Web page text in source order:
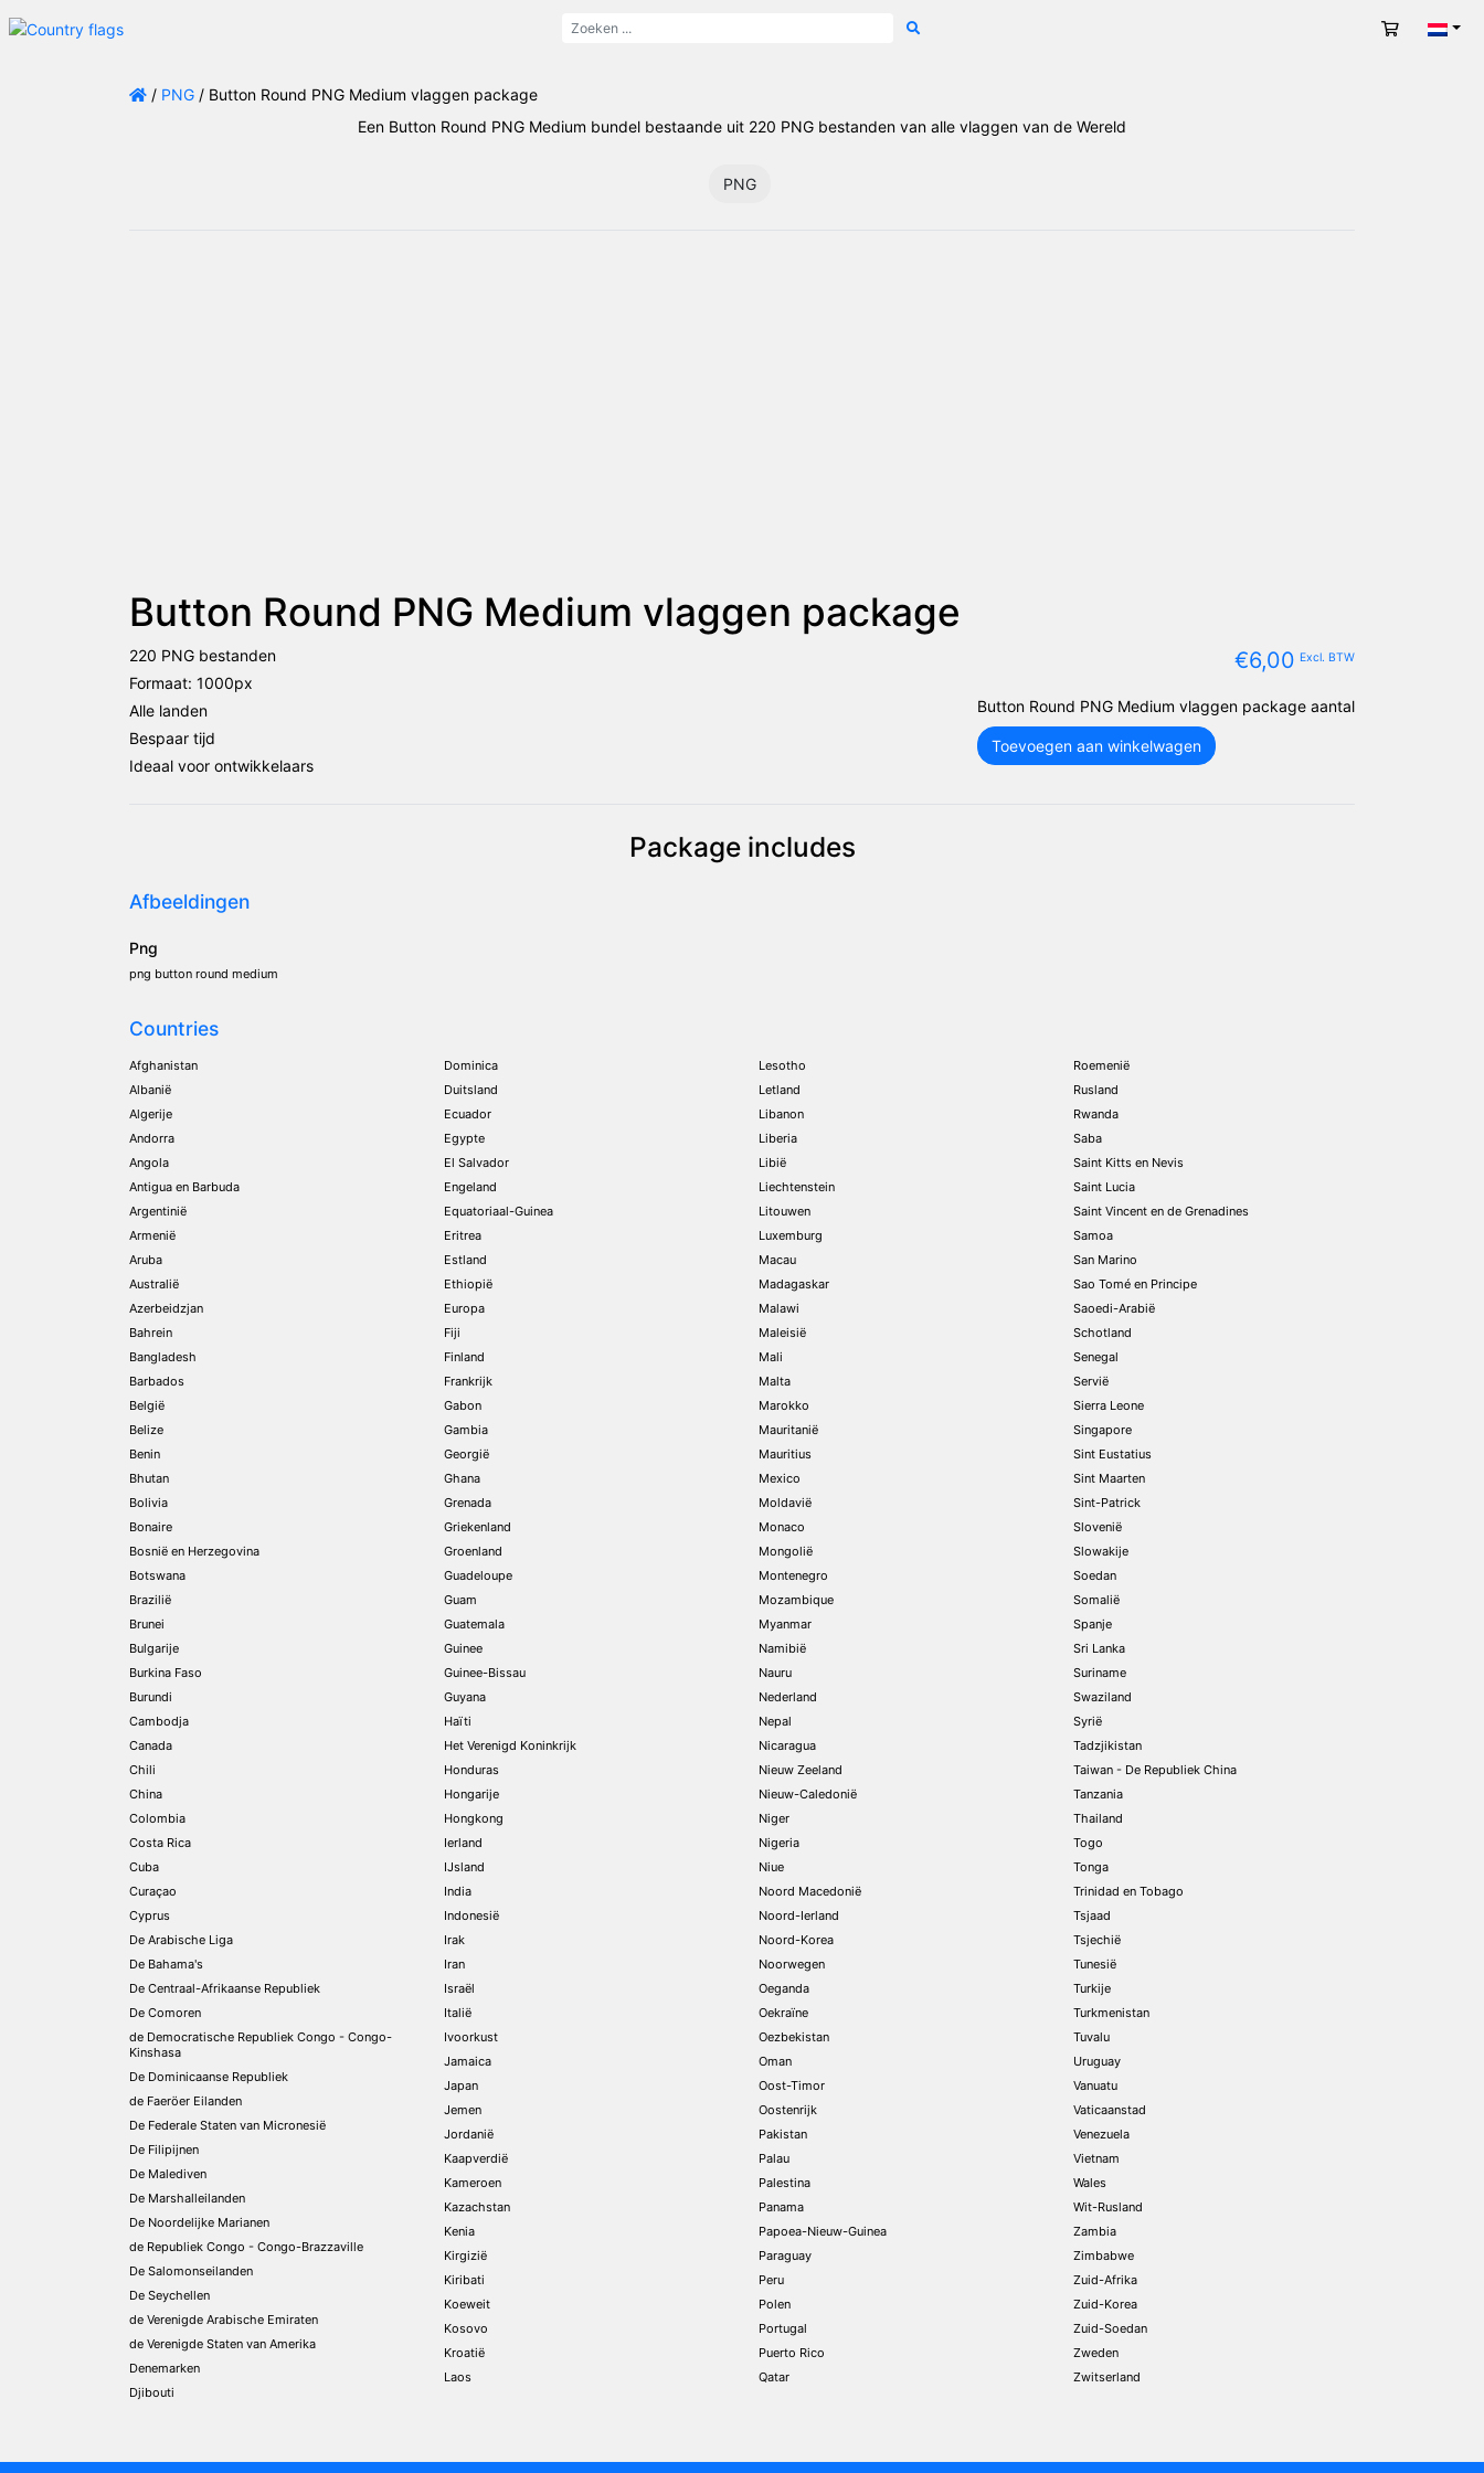
/ PNG / Button Round PNG Medium vlaggen package
Een Button Round PNG Medium bundel bestaande uit 220 PNG bestanden van alle vlaggen van de Wereld
PNG
Button Round PNG Medium vlaggen package
€6,00 Excl. BTW
Button Round PNG Medium vlaggen package aantal
Toevoegen aan winkelwagen
220 PNG bestanden
Formaat: 1000px
Alle landen
Bespaar tijd
Ideaal voor ontwikkelaars
Package includes
Afbeeldingen
Png
png button round medium
Countries
Afghanistan
Albanië
Algerije
Andorra
Angola
Antigua en Barbuda
Argentinië
Armenië
Aruba
Australië
Azerbeidzjan
Bahrein
Bangladesh
Barbados
België
Belize
Benin
Bhutan
Bolivia
Bonaire
Bosnië en Herzegovina
Botswana
Brazilië
Brunei
Bulgarije
Burkina Faso
Burundi
Cambodja
Canada
Chili
China
Colombia
Costa Rica
Cuba
Curaçao
Cyprus
De Arabische Liga
De Bahama's
De Centraal-Afrikaanse Republiek
De Comoren
de Democratische Republiek Congo - Congo-
Kinshasa
De Dominicaanse Republiek
de Faeröer Eilanden
De Federale Staten van Micronesië
De Filipijnen
De Malediven
De Marshalleilanden
De Noordelijke Marianen
de Republiek Congo - Congo-Brazzaville
De Salomonseilanden
De Seychellen
de Verenigde Arabische Emiraten
de Verenigde Staten van Amerika
Denemarken
Djibouti
Dominica
Duitsland
Ecuador
Egypte
El Salvador
Engeland
Equatoriaal-Guinea
Eritrea
Estland
Ethiopië
Europa
Fiji
Finland
Frankrijk
Gabon
Gambia
Georgië
Ghana
Grenada
Griekenland
Groenland
Guadeloupe
Guam
Guatemala
Guinee
Guinee-Bissau
Guyana
Haïti
Het Verenigd Koninkrijk
Honduras
Hongarije
Hongkong
Ierland
IJsland
India
Indonesië
Irak
Iran
Israël
Italië
Ivoorkust
Jamaica
Japan
Jemen
Jordanië
Kaapverdië
Kameroen
Kazachstan
Kenia
Kirgizië
Kiribati
Koeweit
Kosovo
Kroatië
Laos
Lesotho
Letland
Libanon
Liberia
Libië
Liechtenstein
Litouwen
Luxemburg
Macau
Madagaskar
Malawi
Maleisië
Mali
Malta
Marokko
Mauritanië
Mauritius
Mexico
Moldavië
Monaco
Mongolië
Montenegro
Mozambique
Myanmar
Namibië
Nauru
Nederland
Nepal
Nicaragua
Nieuw Zeeland
Nieuw-Caledonië
Niger
Nigeria
Niue
Noord Macedonië
Noord-Ierland
Noord-Korea
Noorwegen
Oeganda
Oekraïne
Oezbekistan
Oman
Oost-Timor
Oostenrijk
Pakistan
Palau
Palestina
Panama
Papoea-Nieuw-Guinea
Paraguay
Peru
Polen
Portugal
Puerto Rico
Qatar
Roemenië
Rusland
Rwanda
Saba
Saint Kitts en Nevis
Saint Lucia
Saint Vincent en de Grenadines
Samoa
San Marino
Sao Tomé en Principe
Saoedi-Arabië
Schotland
Senegal
Servië
Sierra Leone
Singapore
Sint Eustatius
Sint Maarten
Sint-Patrick
Slovenië
Slowakije
Soedan
Somalië
Spanje
Sri Lanka
Suriname
Swaziland
Syrië
Tadzjikistan
Taiwan - De Republiek China
Tanzania
Thailand
Togo
Tonga
Trinidad en Tobago
Tsjaad
Tsjechië
Tunesië
Turkije
Turkmenistan
Tuvalu
Uruguay
Vanuatu
Vaticaanstad
Venezuela
Vietnam
Wales
Wit-Rusland
Zambia
Zimbabwe
Zuid-Afrika
Zuid-Korea
Zuid-Soedan
Zweden
Zwitserland